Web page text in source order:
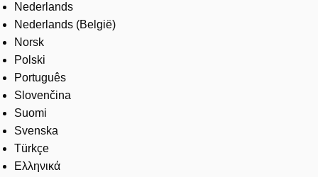
Nederlands
Nederlands (België)
Norsk
Polski
Português
Slovenčina
Suomi
Svenska
Türkçe
Ελληνικά